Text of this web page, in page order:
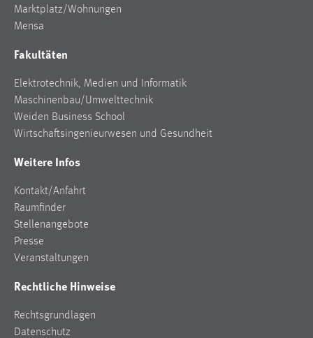
Marktplatz/Wohnungen
Mensa
Fakultäten
Elektrotechnik, Medien und Informatik
Maschinenbau/Umwelttechnik
Weiden Business School
Wirtschaftsingenieurwesen und Gesundheit
Weitere Infos
Kontakt/Anfahrt
Raumfinder
Stellenangebote
Presse
Veranstaltungen
Rechtliche Hinweise
Rechtsgrundlagen
Datenschutz